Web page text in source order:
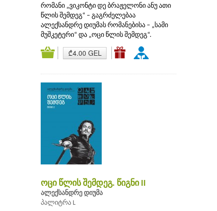
რომანი „ვიკონტი დე ბრაჟელონი ანუ ათი
წლის შემდეგ“ – გაგრძელებაა
ალექსანდრე დიუმას რომანებისა – „სამი
მუშკეტერი“ და „ოცი წლის შემდეგ“.
₾4.00 GEL
ოცი წლის შემდეგ. წიგნი II
ალექსანდრე დიუმა
პალიტრა L